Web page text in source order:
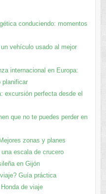
conduciendo: momentos
vehículo usado al mejor
internacional en Europa:
planificar
excursión perfecta desde el
que no te puedes perder en
zonas y planes​
escala de crucero
en Gijón
Guía práctica
de viaje